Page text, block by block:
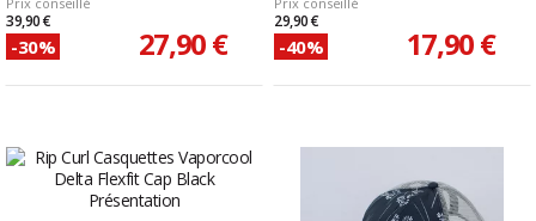
39,90 €
-30% 27,90 €
29,90 €
-40% 17,90 €